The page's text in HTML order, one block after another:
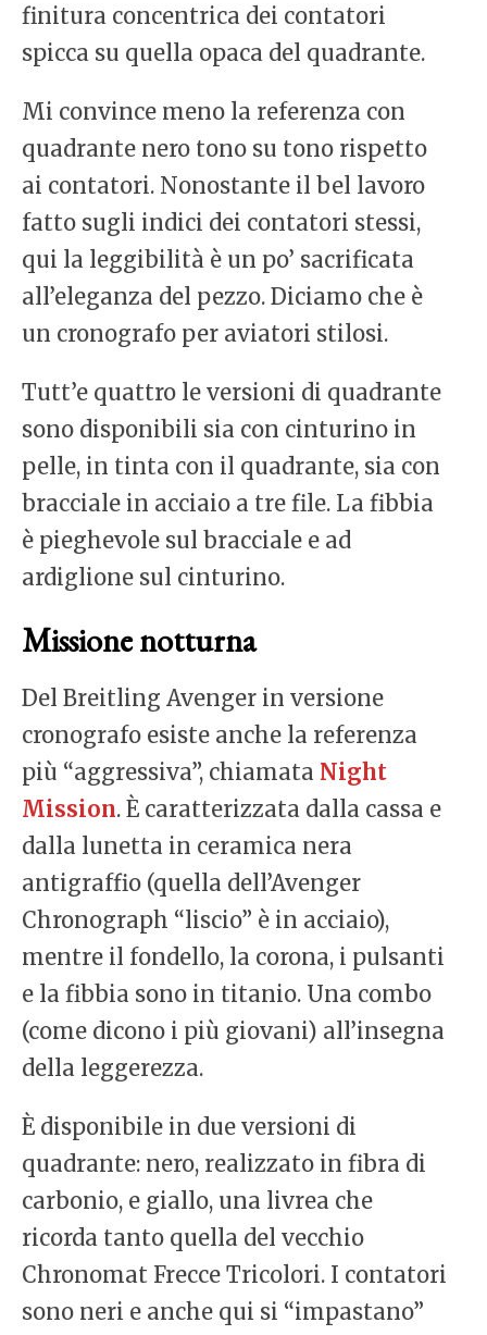
finitura concentrica dei contatori
spicca su quella opaca del quadrante.
Mi convince meno la referenza con
quadrante nero tono su tono rispetto
ai contatori. Nonostante il bel lavoro
fatto sugli indici dei contatori stessi,
qui la leggibilità è un po’ sacrificata
all’eleganza del pezzo. Diciamo che è
un cronografo per aviatori stilosi.
Tutt’e quattro le versioni di quadrante
sono disponibili sia con cinturino in
pelle, in tinta con il quadrante, sia con
bracciale in acciaio a tre file. La fibbia
è pieghevole sul bracciale e ad
ardiglione sul cinturino.
Missione notturna
Del Breitling Avenger in versione
cronografo esiste anche la referenza
più “aggressiva”, chiamata Night
Mission. È caratterizzata dalla cassa e
dalla lunetta in ceramica nera
antigraffio (quella dell’Avenger
Chronograph “liscio” è in acciaio),
mentre il fondello, la corona, i pulsanti
e la fibbia sono in titanio. Una combo
(come dicono i più giovani) all’insegna
della leggerezza.
È disponibile in due versioni di
quadrante: nero, realizzato in fibra di
carbonio, e giallo, una livrea che
ricorda tanto quella del vecchio
Chronomat Frecce Tricolori. I contatori
sono neri e anche qui si “impastano”